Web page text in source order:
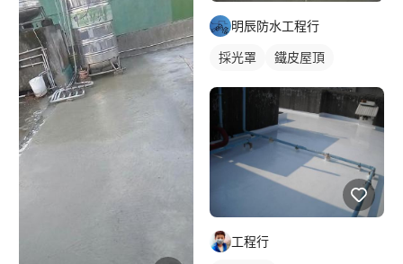
明辰防水工程行
採光罩 鐵皮屋頂
工程行